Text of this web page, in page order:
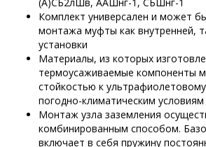
Комплект универсален и может
монтажа муфты как внутренней,
установки
Материалы, из которых
термоусаживаемые компоненты
стойкостью к
погодно-климатическим условиям
Монтаж узла заземления
комбинированным способом.
включает в себя пружину